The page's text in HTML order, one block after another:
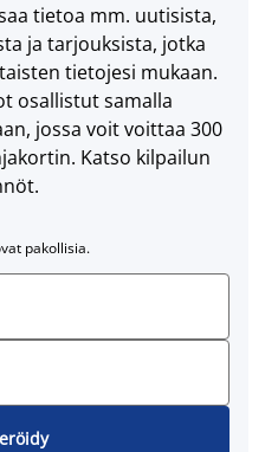
tietoa mm. uutisista,
ja tarjouksista, jotka
tietojesi mukaan.
osallistut samalla
jossa voit voittaa 300
Katso kilpailun
pakollisia.